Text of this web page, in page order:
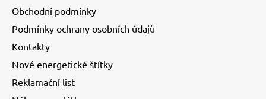
Obchodní podmínky
Podmínky ochrany osobních údajů
Kontakty
Nové energetické štítky
Reklamační list